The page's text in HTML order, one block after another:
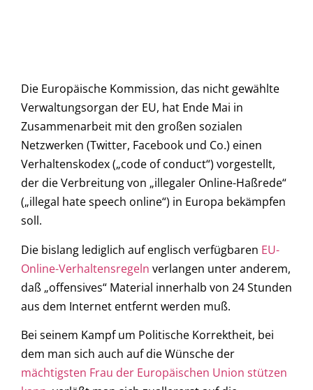
Die Europäische Kommission, das nicht gewählte
Verwaltungsorgan der EU, hat Ende Mai in
Zusammenarbeit mit den großen sozialen
Netzwerken (Twitter, Facebook und Co.) einen
Verhaltenskodex („code of conduct“) vorgestellt,
der die Verbreitung von „illegaler Online-Haßrede“
(„illegal hate speech online“) in Europa bekämpfen
soll.
Die bislang lediglich auf englisch verfügbaren EU-
Online-Verhaltensregeln verlangen unter anderem,
daß „offensives“ Material innerhalb von 24 Stunden
aus dem Internet entfernt werden muß.
Bei seinem Kampf um Politische Korrektheit, bei
dem man sich auch auf die Wünsche der
mächtigsten Frau der Europäischen Union stützen